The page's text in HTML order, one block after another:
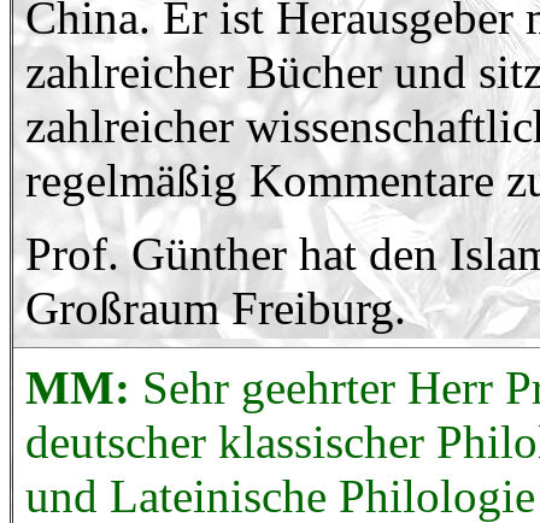
China. Er ist Herausgeber
zahlreicher Bücher und
zahlreicher
regelmäßig Kommentare
Prof. Günther hat den
Großraum Freiburg.
MM: Sehr geehrter Herr
deutscher klassischer
und Lateinische